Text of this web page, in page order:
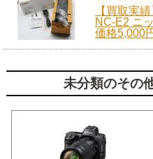
【買取実
NC-E2 ニ
価格5,000
未分類のその